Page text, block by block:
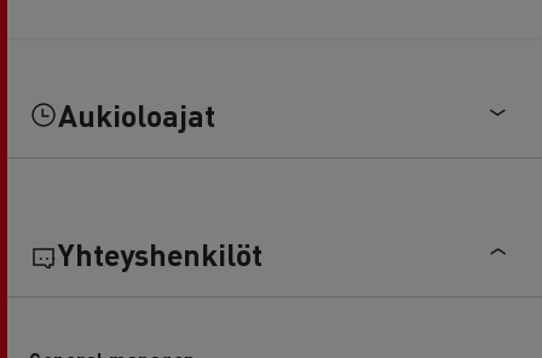
Aukioloajat
Yhteyshenkilöt